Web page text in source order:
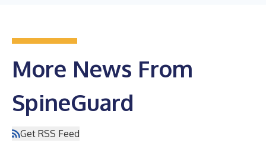
More News From
SpineGuard
Get RSS Feed